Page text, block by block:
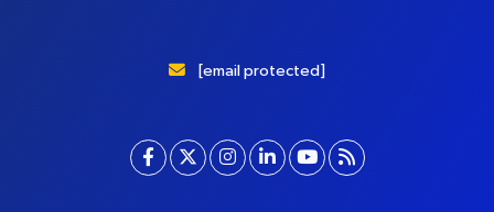
[email protected]